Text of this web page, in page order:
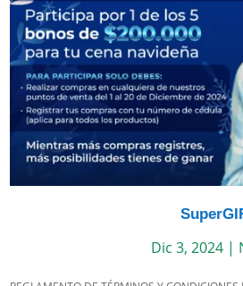
Dic 3, 2024|